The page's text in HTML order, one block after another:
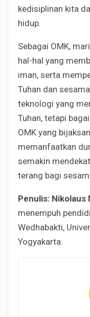
kedisiplinan kita
hidup.
Sebagai OMK,
hal-hal yang
iman, serta
Tuhan dan
teknologi yang
Tuhan, tetapi
OMK yang
memanfaatkan
semakin
terang bagi
Penulis: Nikolaus
menempuh
Wedhabakti,
Yogyakarta.